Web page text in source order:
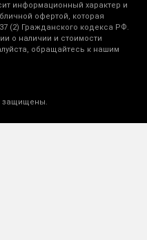
информационный характер и
офертой, которая
(2) Гражданского кодекса РФ.
о наличии и стоимости
обращайтесь к нашим
защищены.